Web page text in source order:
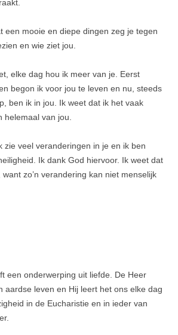
een mooie en diepe dingen zeg je tegen
en wie ziet jou.
elke dag hou ik meer van je. Eerst
begon ik voor jou te leven en nu, steeds
ben ik in jou. Ik weet dat ik het vaak
helemaal van jou.
zie veel veranderingen in je en ik ben
Ik dank God hiervoor. Ik weet dat
zo’n verandering kan niet menselijk
een onderwerping uit liefde. De Heer
aardse leven en Hij leert het ons elke dag
in de Eucharistie en in ieder van